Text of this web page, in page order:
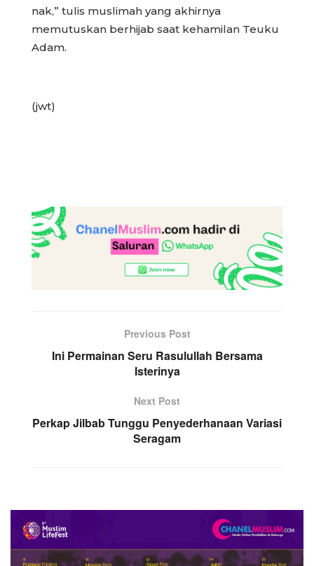
nak,” tulis muslimah yang akhirnya
memutuskan berhijab saat kehamilan Teuku
Adam.
(jwt)
Previous Post
Ini Permainan Seru Rasulullah Bersama
Isterinya
Next Post
Perkap Jilbab Tunggu Penyederhanaan Variasi
Seragam